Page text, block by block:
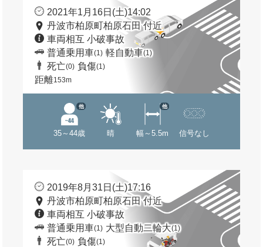
2021年1月16日(土)14:02
丹波市柏原町柏原石田 付近
車両相互 小破事故
普通乗用車(1) 軽自動車(1)
死亡(0) 負傷(1)
距離153m
35～44歳
他
晴 幅～5.5m
他
信号なし
2019年8月31日(土)17:16
丹波市柏原町柏原石田 付近
車両相互 小破事故
普通乗用車(1) 大型自動二輪大(1)
死亡(0) 負傷(1)